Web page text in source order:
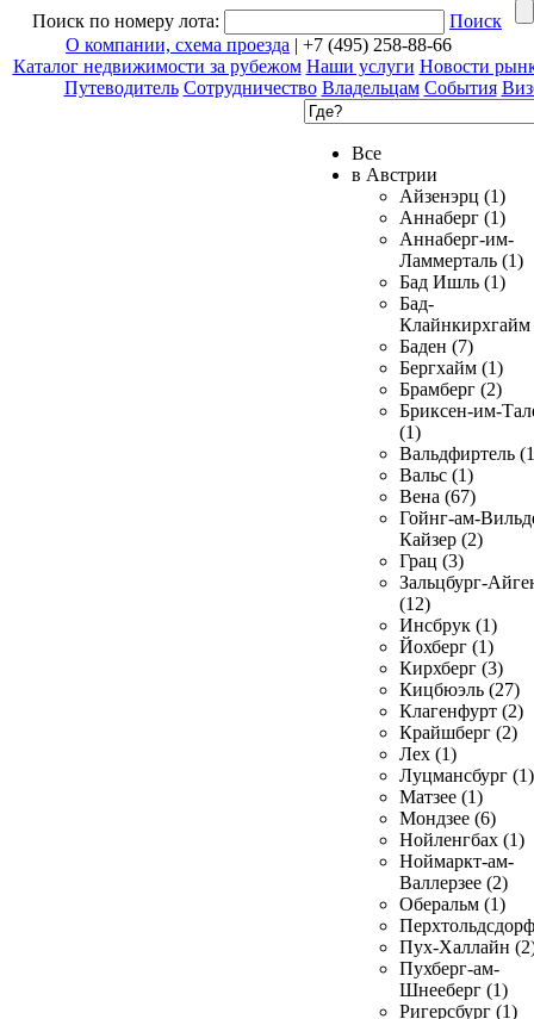
Поиск по номеру лота:
Поиск
О компании, схема проезда | +7 (495) 258-88-66
Каталог недвижимости за рубежом Наши услуги Новости
Путеводитель Сотрудничество Владельцам События
Все
в Австрии
Айзенэрц (1)
Аннаберг (1)
Аннаберг-им-
Ламмерталь (1)
Бад Ишль (1)
Бад-
Клайнкирхгайм
Баден (7)
Бергхайм (1)
Брамберг (2)
Бриксен-им-
(1)
Вальдфиртель
Вальс (1)
Вена (67)
Гойнг-ам-
Кайзер (2)
Грац (3)
Зальцбург-
(12)
Инсбрук (1)
Йохберг (1)
Кирхберг (3)
Кицбюэль (27)
Клагенфурт (2)
Крайшберг (2)
Лех (1)
Луцмансбург (1)
Матзее (1)
Мондзее (6)
Нойленгбах (1)
Ноймаркт-ам-
Валлерзее (2)
Оберальм (1)
Пух-Халлайн
Пухберг-ам-
Шнееберг (1)
Ригерсбург (1)